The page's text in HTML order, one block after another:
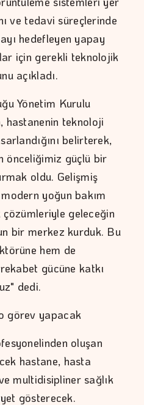
ve tedavi süreçlerinde
hedefleyen yapay
için gerekli teknolojik
açıkladı.
Yönetim Kurulu
hastanenin teknoloji
belirterek,
önceliğimiz güçlü bir
oldu. Gelişmiş
yoğun bakım
geleceğin
bir merkez kurduk. Bu
hem de
gücüne katkı
dedi.
görev yapacak
oluşan
hastane, hasta
multidisipliner sağlık
gösterecek.